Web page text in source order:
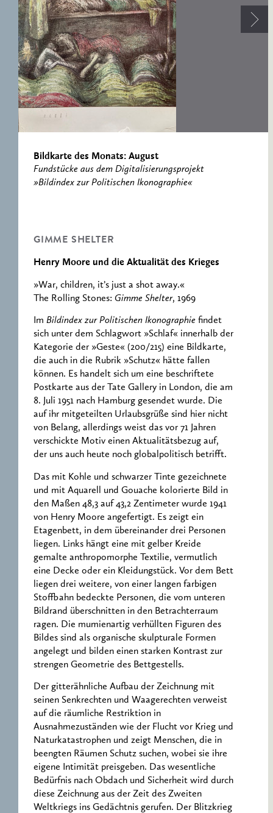
FOR POLITICAL
ICONOGRAPHY
ERNST CASSIRER
CENTRE 1997-2007
RECORDS
Bildkarte des Monats: August
Fundstücke aus dem Digitalisierungsprojekt
»Bildindex zur Politischen Ikonographie«
GIMME SHELTER
Henry Moore und die Aktualität des Krieges
»War, children, it’s just a shot away.«
The Rolling Stones: Gimme Shelter, 1969
Im Bildindex zur Politischen Ikonographie findet
sich unter dem Schlagwort »Schlaf« innerhalb der
Kategorie der »Geste« (200/215) eine Bildkarte,
die auch in die Rubrik »Schutz« hätte fallen
können. Es handelt sich um eine beschriftete
Postkarte aus der Tate Gallery in London, die am
8. Juli 1951 nach Hamburg gesendet wurde. Die
auf ihr mitgeteilten Urlaubsgrüße sind hier nicht
von Belang, allerdings weist das vor 71 Jahren
verschickte Motiv einen Aktualitätsbezug auf,
der uns auch heute noch globalpolitisch betrifft.
Das mit Kohle und schwarzer Tinte gezeichnete
und mit Aquarell und Gouache kolorierte Bild in
den Maßen 48,3 auf 43,2 Zentimeter wurde 1941
von Henry Moore angefertigt. Es zeigt ein
Etagenbett, in dem übereinander drei Personen
liegen. Links hängt eine mit gelber Kreide
gemalte anthropomorphe Textilie, vermutlich
eine Decke oder ein Kleidungstück. Vor dem Bett
liegen drei weitere, von einer langen farbigen
Stoffbahn bedeckte Personen, die vom unteren
Bildrand überschnitten in den Betrachterraum
ragen. Die mumienartig verhüllten Figuren des
Bildes sind als organische skulpturale Formen
angelegt und bilden einen starken Kontrast zur
strengen Geometrie des Bettgestells.
Der gitterähnliche Aufbau der Zeichnung mit
seinen Senkrechten und Waagerechten verweist
auf die räumliche Restriktion in
Ausnahmezuständen wie der Flucht vor Krieg und
Naturkatastrophen und zeigt Menschen, die in
beengten Räumen Schutz suchen, wobei sie ihre
eigene Intimität preisgeben. Das wesentliche
Bedürfnis nach Obdach und Sicherheit wird durch
diese Zeichnung aus der Zeit des Zweiten
Weltkriegs ins Gedächtnis gerufen. Der Blitzkrieg